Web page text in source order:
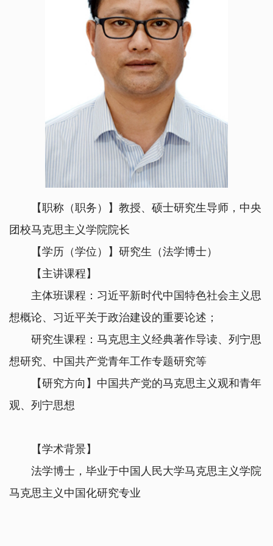
【职称（职务）】教授、硕士研究生导师，中央
团校马克思主义学院院长
【学历（学位）】研究生（法学博士）
【主讲课程】
主体班课程：习近平新时代中国特色社会主义思
想概论、习近平关于政治建设的重要论述；
研究生课程：马克思主义经典著作导读、列宁思
想研究、中国共产党青年工作专题研究等
【研究方向】中国共产党的马克思主义观和青年
观、列宁思想
【学术背景】
法学博士，毕业于中国人民大学马克思主义学院
马克思主义中国化研究专业